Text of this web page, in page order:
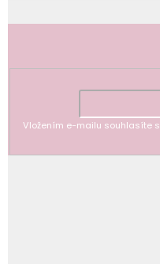
Vložením e-mailu souhlasíte s